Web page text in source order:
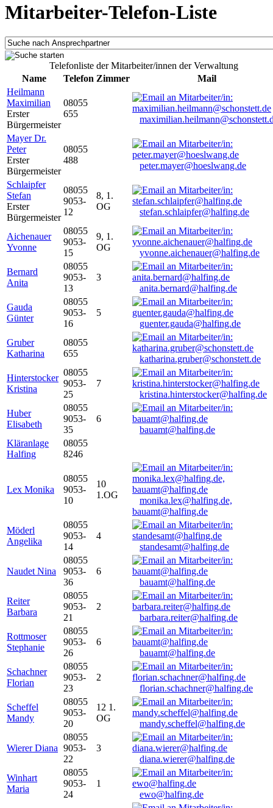
Mitarbeiter-Telefon-Liste
Telefonliste der Mitarbeiter/innen der Verwaltung
Name
Telefon Zimmer
Mail
Heilmann
Maximilian
Erster
Bürgermeister
08055
655
Mayer Dr.
Peter
Erster
Bürgermeister
08055
488
peter.mayer@hoeslwang.de
Schlaipfer
Stefan
Erster
Bürgermeister
08055
9053-
12
8, 1.
OG
stefan.schlaipfer@halfing.de
Aichenauer
Yvonne
08055
9053-
15
9, 1.
OG
yvonne.aichenauer@halfing.de
Bernard
Anita
08055
9053-
13
3
anita.bernard@halfing.de
Gauda
Günter
08055
9053-
16
5
guenter.gauda@halfing.de
Gruber
Katharina
08055
655
katharina.gruber@schonstett.de
Hinterstocker
Kristina
08055
9053-
25
7
kristina.hinterstocker@halfing.de
Huber
Elisabeth
08055
9053-
35
6
bauamt@halfing.de
Kläranlage
Halfing
08055
8246
Lex Monika
08055
9053-
10
10
1.OG
monika.lex@halfing.de,
bauamt@halfing.de
Möderl
Angelika
08055
9053-
14
4
standesamt@halfing.de
Naudet Nina
08055
9053-
36
6
bauamt@halfing.de
Reiter
Barbara
08055
9053-
21
2
barbara.reiter@halfing.de
Rottmoser
Stephanie
08055
9053-
26
6
bauamt@halfing.de
Schachner
Florian
08055
9053-
23
2
florian.schachner@halfing.de
Scheffel
Mandy
08055
9053-
20
12 1.
OG
mandy.scheffel@halfing.de
Wierer Diana
08055
9053-
22
3
diana.wierer@halfing.de
Winhart
Maria
08055
9053-
24
1
ewo@halfing.de